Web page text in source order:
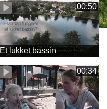
00:50
Et lukket bassin
00:34